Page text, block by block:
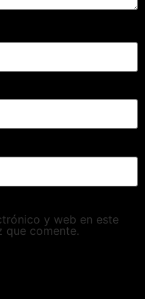
y web en este
que comente.